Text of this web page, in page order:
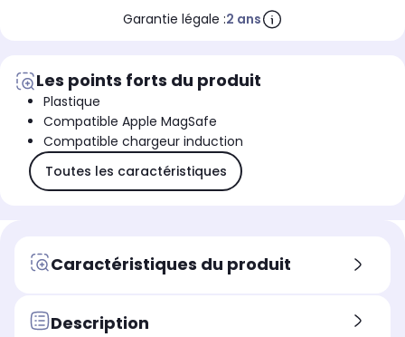
Garantie légale :2 ans
Les points forts du produit
Plastique
Compatible Apple MagSafe
Compatible chargeur induction
Toutes les caractéristiques
Caractéristiques du produit
Description